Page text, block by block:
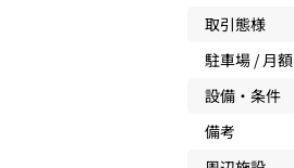
取引態様
駐車場 / 月額
設備・条件
備考